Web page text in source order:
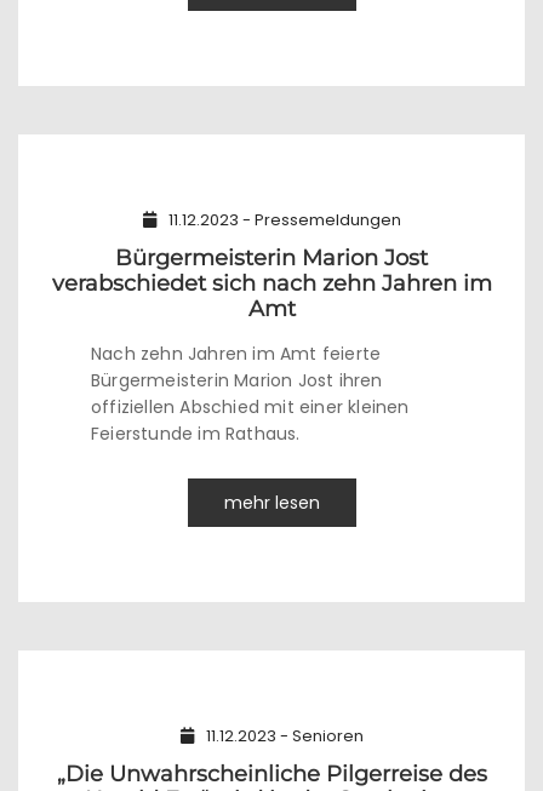
11.12.2023 - Pressemeldungen
Bürgermeisterin Marion Jost
verabschiedet sich nach zehn Jahren im
Amt
Nach zehn Jahren im Amt feierte
Bürgermeisterin Marion Jost ihren
offiziellen Abschied mit einer kleinen
Feierstunde im Rathaus.
mehr lesen
11.12.2023 - Senioren
„Die Unwahrscheinliche Pilgerreise des